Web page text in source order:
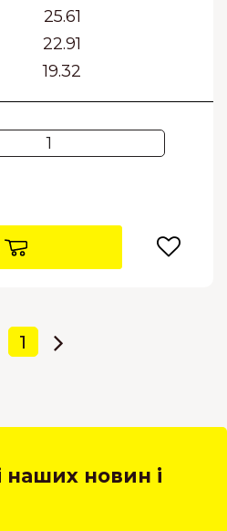
25.61
22.91
19.32
1
наших новин і